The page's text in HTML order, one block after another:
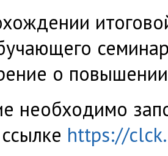
о
необходимо
https://